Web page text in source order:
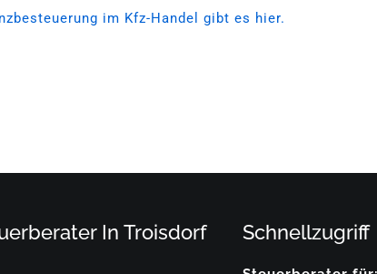
im Kfz-Handel gibt es hier.
In Troisdorf Schnellzugriff